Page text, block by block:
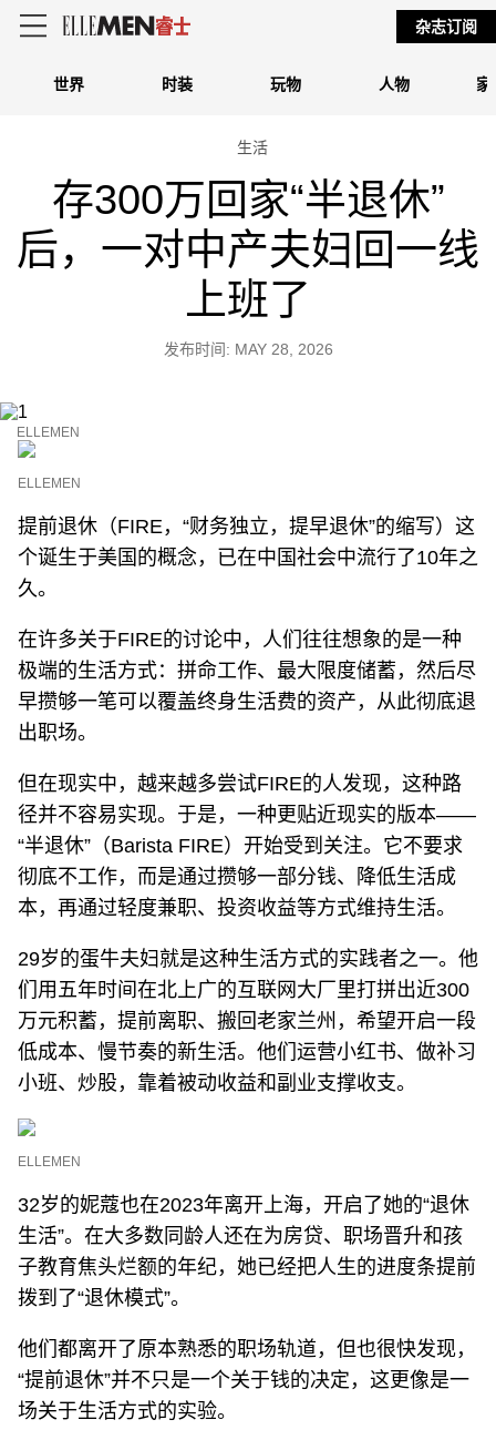
世界 时装 玩物 人物 家
杂志订阅
生活
存300万回家“半退休”
后，一对中产夫妇回一线
上班了
发布时间: MAY 28, 2026
ELLEMEN
ELLEMEN
提前退休（FIRE，“财务独立，提早退休”的缩写）这
个诞生于美国的概念，已在中国社会中流行了10年之
久。
在许多关于FIRE的讨论中，人们往往想象的是一种
极端的生活方式：拼命工作、最大限度储蓄，然后尽
早攒够一笔可以覆盖终身生活费的资产，从此彻底退
出职场。
但在现实中，越来越多尝试FIRE的人发现，这种路
径并不容易实现。于是，一种更贴近现实的版本——
“半退休”（Barista FIRE）开始受到关注。它不要求
彻底不工作，而是通过攒够一部分钱、降低生活成
本，再通过轻度兼职、投资收益等方式维持生活。
29岁的蛋牛夫妇就是这种生活方式的实践者之一。他
们用五年时间在北上广的互联网大厂里打拼出近300
万元积蓄，提前离职、搬回老家兰州，希望开启一段
低成本、慢节奏的新生活。他们运营小红书、做补习
小班、炒股，靠着被动收益和副业支撑收支。
ELLEMEN
32岁的妮蔻也在2023年离开上海，开启了她的“退休
生活”。在大多数同龄人还在为房贷、职场晋升和孩
子教育焦头烂额的年纪，她已经把人生的进度条提前
拨到了“退休模式”。
他们都离开了原本熟悉的职场轨道，但也很快发现，
“提前退休”并不只是一个关于钱的决定，这更像是一
场关于生活方式的实验。